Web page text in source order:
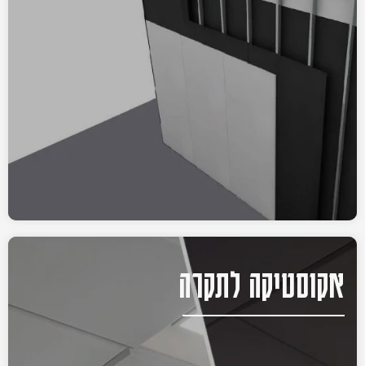
אקוסטיקה לתקרה